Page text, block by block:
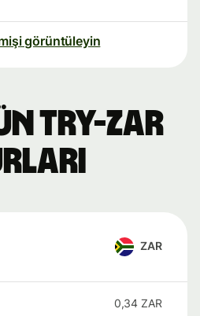
görüntüleyin
TRY-ZAR
ZAR
0,34 ZAR